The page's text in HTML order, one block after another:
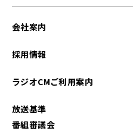
会社案内
採用情報
ラジオCMご利用案内
放送基準
番組審議会